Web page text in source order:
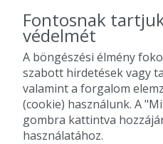
Fontosnak
védelmét
A böngészési élmény
szabott hirdetések vagy
valamint a forgalom
(cookie) használunk. A
gombra kattintva
használatához.